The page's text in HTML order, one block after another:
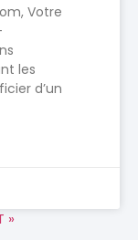
Votre
les
d’un
»